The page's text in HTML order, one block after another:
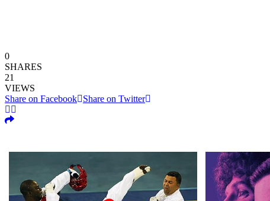
0
SHARES
21
VIEWS
Share on Facebook
Share on Twitter